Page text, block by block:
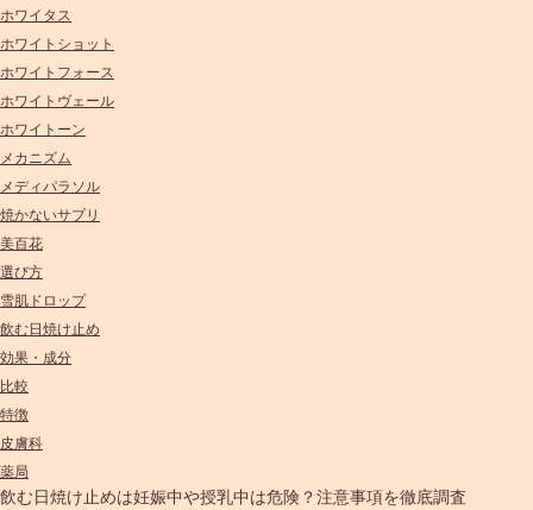
ホワイタス
ホワイトショット
ホワイトフォース
ホワイトヴェール
ホワイトーン
メカニズム
メディパラソル
焼かないサプリ
美百花
選び方
雪肌ドロップ
飲む日焼け止め
効果・成分
比較
特徴
皮膚科
薬局
飲む日焼け止めは妊娠中や授乳中は危険？注意事項を徹底調査